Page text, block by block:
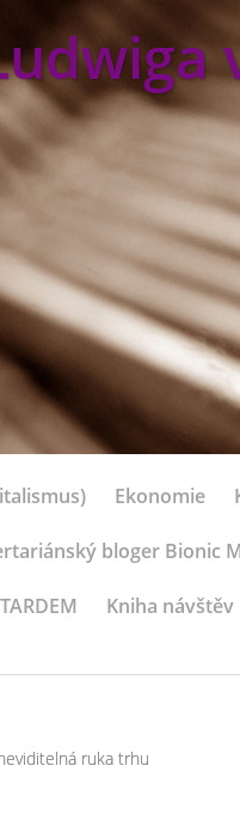
Ekonomie
bloger Bionic
Kniha návštěv
ruka trhu